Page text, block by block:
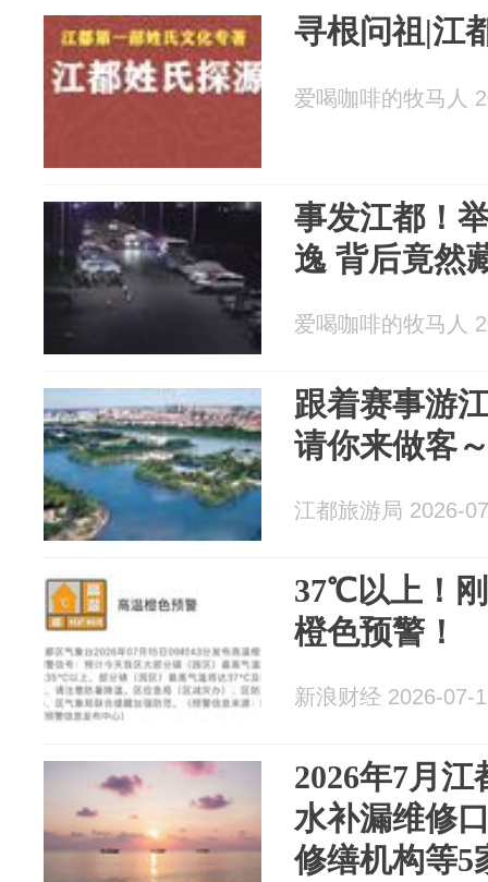
寻根问祖|江
爱喝咖啡的牧马人
事发江都！
逸 背后竟然
爱喝咖啡的牧马人
跟着赛事游
请你来做客
江都旅游局 2026-
37℃以上！
橙色预警！
新浪财经 2026-07-
2026年7月
水补漏维修
修缮机构等5